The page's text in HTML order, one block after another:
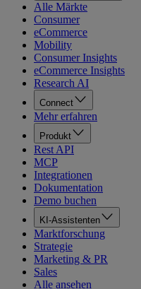
Alle Märkte
Consumer
eCommerce
Mobility
Consumer Insights
eCommerce Insights
Research AI
Connect
Mehr erfahren
Produkt
Rest API
MCP
Integrationen
Dokumentation
Demo buchen
KI-Assistenten
Marktforschung
Strategie
Marketing & PR
Sales
Alle ansehen